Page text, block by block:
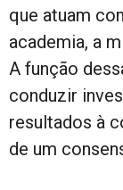
que atuam
academia, a
A função
conduzir
resultados à
de um